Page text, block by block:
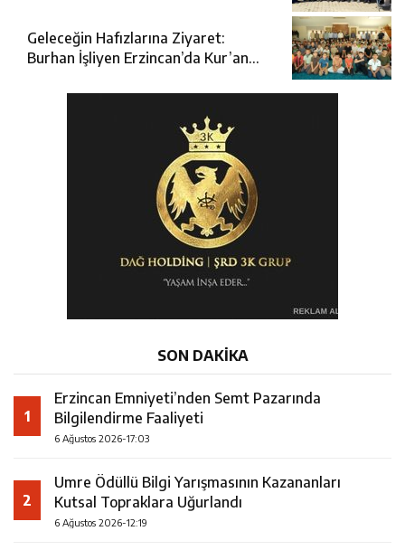
Geleceğin Hafızlarına Ziyaret:
Burhan İşliyen Erzincan’da Kur’an
SON DAKİKA
1
Erzincan Emniyeti’nden Semt Pazarında
Bilgilendirme Faaliyeti
6 Ağustos 2026-17:03
2
Umre Ödüllü Bilgi Yarışmasının Kazananları
Kutsal Topraklara Uğurlandı
6 Ağustos 2026-12:19